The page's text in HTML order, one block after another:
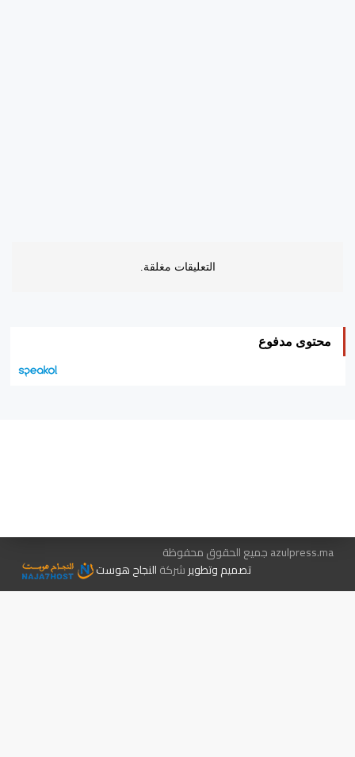
التعليقات مغلقة.
محتوى مدفوع
azulpress.ma جميع الحقوق محفوظة
تصميم وتطويرشركةالنجاح هوست